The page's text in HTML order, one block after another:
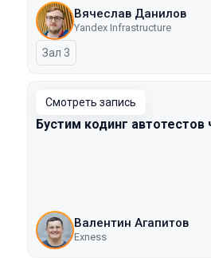
Вячеслав Данилов
Yandex Infrastructure
Зал 3
Смотреть запись
Бустим кодинг автотестов
Валентин Агапитов
Exness